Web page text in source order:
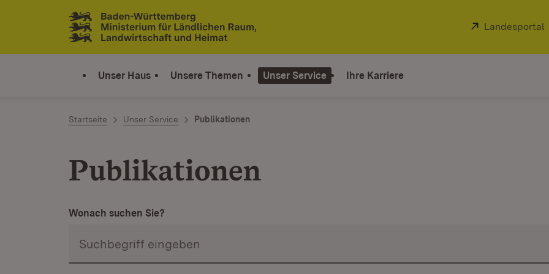
Zum Inhalt springen
Link zur Startseite
Extern:
Landesportal
Unser Haus Unsere Themen Unser Service Ihre Karriere
Startseite Unser Service Publikationen
Publikationen
Wonach suchen Sie?